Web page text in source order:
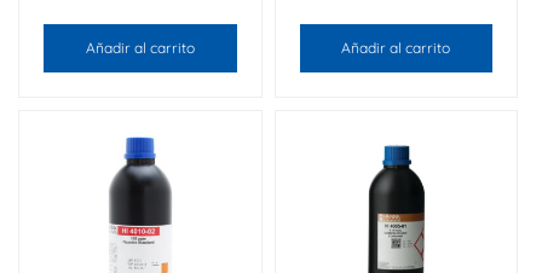
Añadir al carrito Añadir al carrito